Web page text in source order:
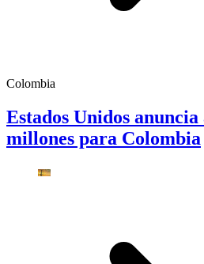
Colombia
Estados Unidos anuncia
millones para Colombia